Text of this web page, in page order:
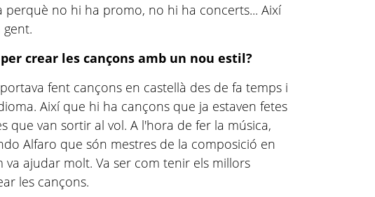
perquè no hi ha promo, no hi ha concerts... Així
crear les cançons amb un nou estil?
fent cançons en castellà des de fa temps i
Així que hi ha cançons que ja estaven fetes
que van sortir al vol. A l'hora de fer la música,
Alfaro que són mestres de la composició en
va ajudar molt. Va ser com tenir els millors
les cançons.